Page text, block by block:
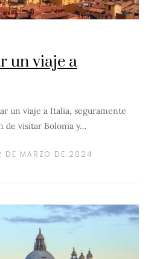
un viaje a
un viaje a Italia, seguramente
de visitar Bolonia y…
DE MARZO DE 2024